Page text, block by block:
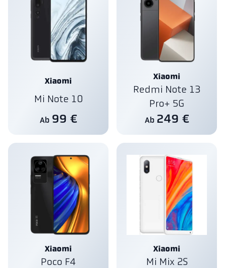
Xiaomi
Mi Note 10
Ab 99 €
Xiaomi
Redmi Note 13
Pro+ 5G
Ab 249 €
Xiaomi
Poco F4
Xiaomi
Mi Mix 2S